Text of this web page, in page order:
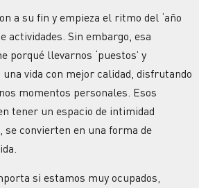
a su fin y empieza el ritmo del ‘año
actividades. Sin embargo, esa
porqué llevarnos ‘puestos’ y
vida con mejor calidad, disfrutando
momentos personales. Esos
tener un espacio de intimidad
se convierten en una forma de
si estamos muy ocupados,